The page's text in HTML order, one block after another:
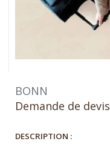
BONN
Demande de devis
DESCRIPTION :